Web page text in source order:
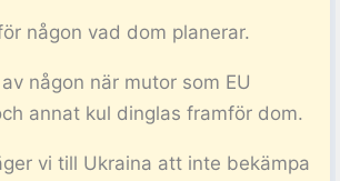
någon vad dom planerar.
någon när mutor som EU
annat kul dinglas framför dom.
vi till Ukraina att inte bekämpa